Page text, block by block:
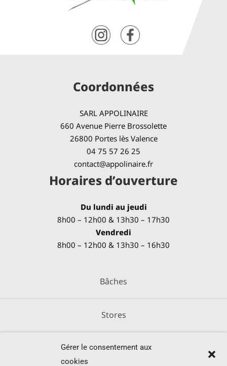
Gérer le consentement aux
cookies
Coordonnées
SARL APPOLINAIRE
660 Avenue Pierre Brossolette
26800 Portes lès Valence
04 75 57 26 25
contact@appolinaire.fr
Horaires d’ouverture
Du lundi au jeudi
8h00 – 12h00 & 13h30 – 17h30
Vendredi
8h00 – 12h00 & 13h30 – 16h30
Bâches
Stores
Métallerie